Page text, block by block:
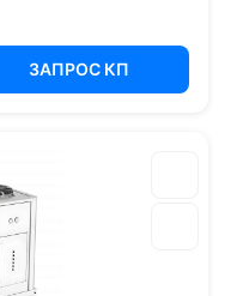
ЗАПРОС КП